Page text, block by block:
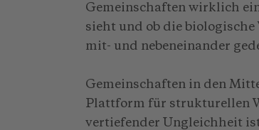
Gemeinschaften wirklich
sieht und ob die
mit- und nebeneinander
Gemeinschaften in den
Plattform für strukturellen
vertiefender Ungleichheit